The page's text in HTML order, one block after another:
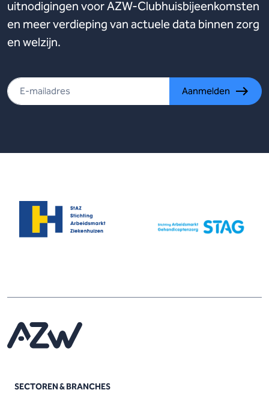
uitnodigingen voor AZW-Clubhuisbijeenkomsten
en meer verdieping van actuele data binnen zorg
en welzijn.
Aanmelden
SECTOREN & BRANCHES